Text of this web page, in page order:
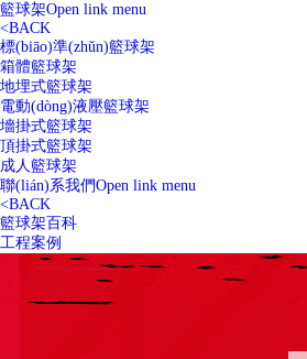
籃球架Open link menu
<BACK
標(biāo)準(zhǔn)籃球架
箱體籃球架
地埋式籃球架
電動(dòng)液壓籃球架
墻掛式籃球架
頂掛式籃球架
成人籃球架
聯(lián)系我們Open link menu
<BACK
籃球架百科
工程案例